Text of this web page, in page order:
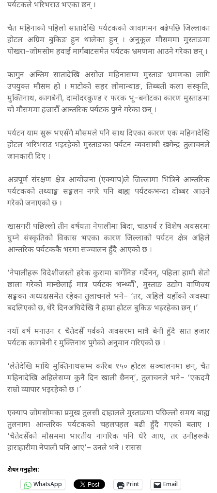
पर्यटकले भरिभराउ भएका छन् ।
चैत महिनाको पहिलो सातादेखि पर्यटकको आवागमन बढेपछि जिल्लाका
होटल अग्रिम बुकिङ हुन थालेका हुन् । अनुकूल मौसममा मुस्ताङमा
पोखरा–जोमसोम हवाई मार्गबाटसमेत पर्यटक भ्रमणमा आउने गरेका छन् ।
फागुन अन्तिम सातादेखि असोज महिनासम्म मुस्ताङ भ्रमणका लागि
उपयुक्त मौसम हो । माटोको सहर लोमान्थाङ, तिब्बती कला संस्कृति,
मुक्तिनाथ, कागबेनी, दामोदरकुण्ड र फरक भू–बनोटका कारण मुस्ताङमा
यो मौसममा हजारौँ आन्तरिक पर्यटक पुग्ने गरेका छन् ।
पर्यटन याम सुरू भएसँगै मौसमले पनि साथ दिएका कारण एक महिनादेखि
होटल भरिभराउ भइरहेको मुस्ताङका पर्यटन व्यवसायी खगेन्द्र तुलाचनले
जानकारी दिए ।
अन्नपूर्ण संरक्षण क्षेत्र आयोजना (एक्याप)ले जिल्लामा भित्रिने आन्तरिक
पर्यटकको तथ्याङ्क सङ्कलन नगरे पनि बाह्य पर्यटकभन्दा दोब्बर आउने
गरेको जनाएको छ ।
खासगरी पछिल्लो तीन वर्षयता नेपालीमा बिदा, चाडपर्व र विशेष अवसरमा
घुम्ने संस्कृतिको विकास भएका कारण जिल्लाको पर्यटन क्षेत्र अहिले
आन्तरिक पर्यटककै भरमा सञ्चालन हुँदै आएको छ ।
‘नेपालीहरू विदेशीजस्तो हरेक कुरामा बार्गेनिङ गर्दैनन्, पहिला हामी सेतो
छाला गरेको मान्छेलाई मात्र पर्यटक भन्थ्यौँ’, मुस्ताङ उद्योग वाणिज्य
सङ्घका अध्यक्षसमेत रहेका तुलाचनले भने– ‘तर, अहिले यहाँको अवस्था
बदलिएको छ, धेरै दिनअघिदेखि नै हाम्रा होटल बुकिङ भइरहेका छन् ।’
नयाँ वर्ष मनाउन र चैतेदसैँ पर्वको अवसरमा मात्रै बेनी हुँदै सात हजार
पर्यटक कागबेनी र मुक्तिनाथ पुगेको अनुमान गरिएको छ ।
‘लेतेदेखि माथि मुक्तिनाथसम्म करिब १५० होटल सञ्चालनमा छन्, चैत
महिनादेखि अहिलेसम्म कुनै दिन खाली छैनन्’, तुलाचनले भने– ‘एकदमै
राम्रो व्यापार भइरहेको छ ।’
एक्याप जोमसोमका प्रमुख तुलसी दाहालले मुस्ताङमा पछिल्लो समय बाह्य
तुलनामा आन्तरिक पर्यटकको चहलपहल बढी हुँदै गएको बताए ।
‘चैतेदसैँको मौसममा भारतीय नागरिक पनि धेरै आए, तर उनीहरूकै
हाराहारीमा नेपाली पनि आए’– उनले भने । रासस
शेयर गर्नुहोस:
WhatsApp
Print Email